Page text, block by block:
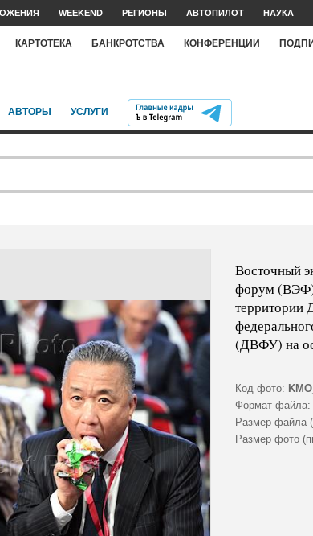
WEEKEND РЕГИОНЫ АВТОПИЛОТ НАУКА
КАРТОТЕКА БАНКРОТСТВА КОНФЕРЕНЦИИ
АВТОРЫ УСЛУГИ
Восточный
форум
территории
(ДВФУ) на
Код фото:
Формат файла:
Размер файла
Размер фото